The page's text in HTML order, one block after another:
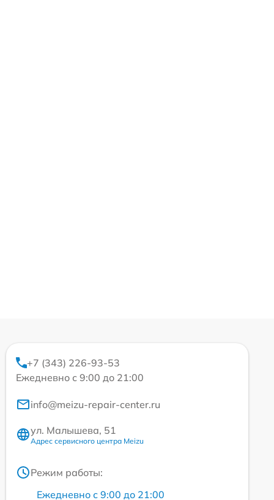
+7 (343) 226-93-53
Ежедневно с 9:00 до 21:00
info@meizu-repair-center.ru
ул. Малышева, 51
Адрес сервисного центра Meizu
Режим работы:
Ежедневно с 9:00 до 21:00